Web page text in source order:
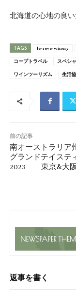
北海道の心地の良
TAGS le-reve-winery
コープトラベル スペシ
ワインツーリズム 生活
前の記事
南オーストラリア
グランドテイステ
2023 東京&大阪
返事を書く